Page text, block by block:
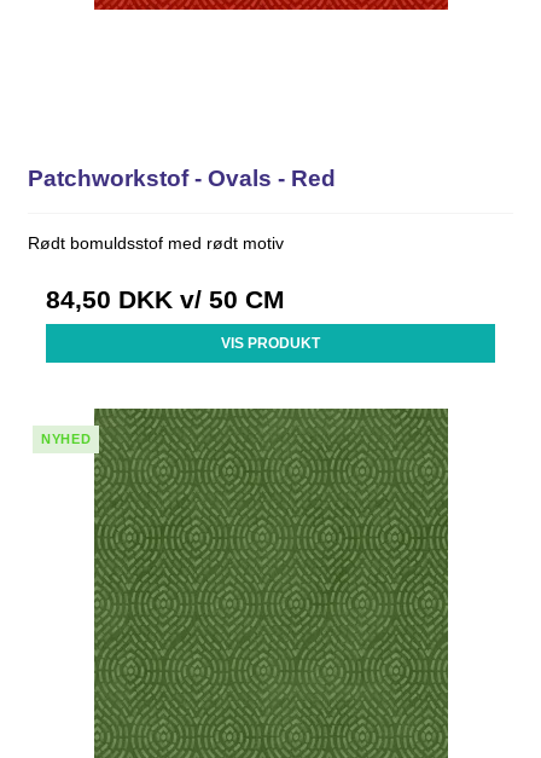
Patchworkstof - Ovals - Red
Rødt bomuldsstof med rødt motiv
84,50 DKK v/ 50 CM
VIS PRODUKT
NYHED